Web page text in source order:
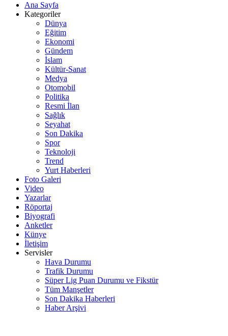
Ana Sayfa
Kategoriler
Dünya
Eğitim
Ekonomi
Gündem
İslam
Kültür-Sanat
Medya
Otomobil
Politika
Resmi İlan
Sağlık
Seyahat
Son Dakika
Spor
Teknoloji
Trend
Yurt Haberleri
Foto Galeri
Video
Yazarlar
Röportaj
Biyografi
Anketler
Künye
İletişim
Servisler
Hava Durumu
Trafik Durumu
Süper Lig Puan Durumu ve Fikstür
Tüm Manşetler
Son Dakika Haberleri
Haber Arşivi